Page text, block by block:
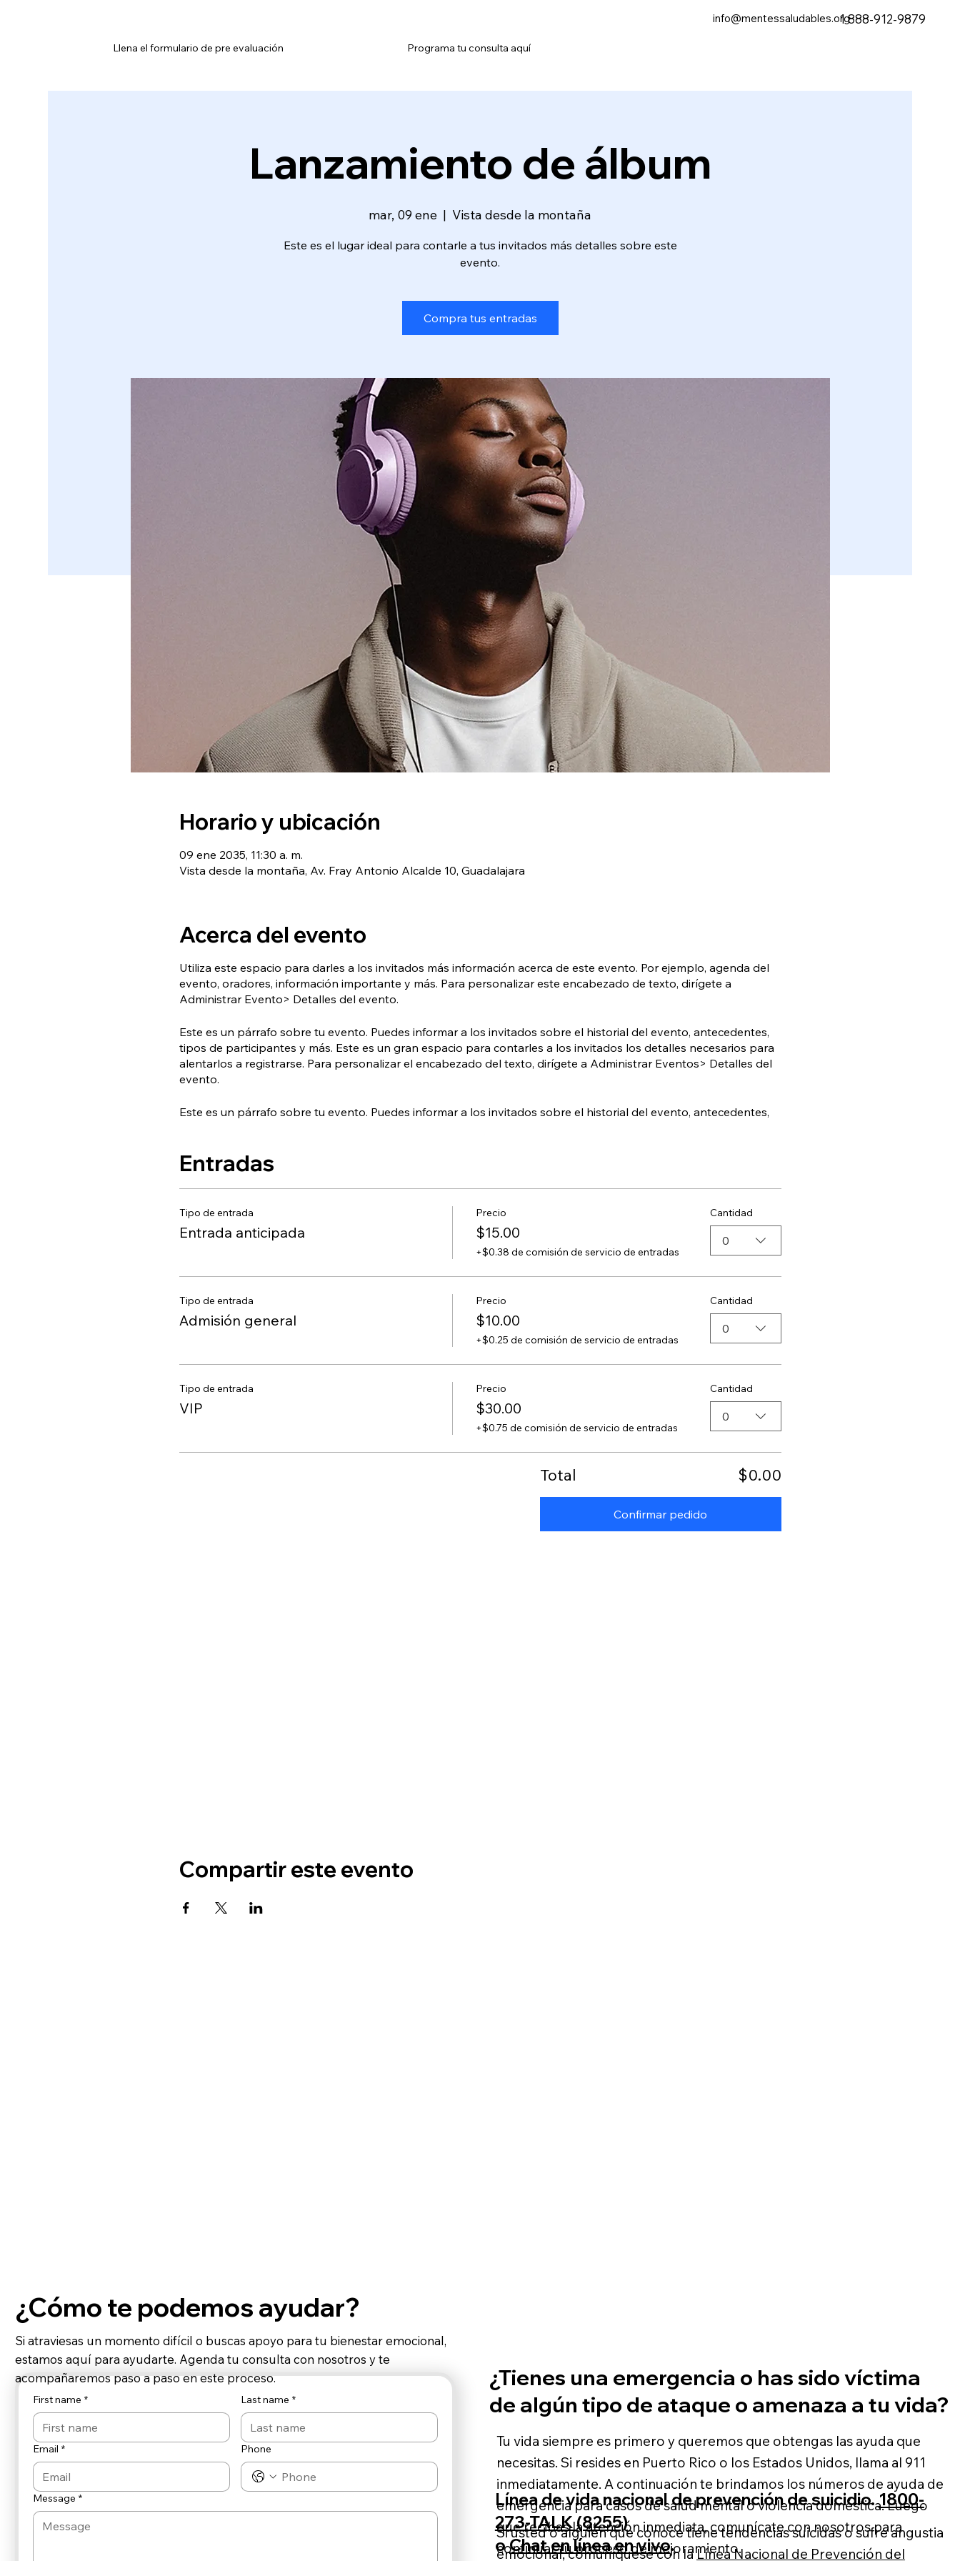
Events
Llena el formulario de pre evaluación Programa tu consulta aquí
info@mentessaludables.org1 888-912-9879
Lanzamiento de álbum
mar, 09 ene
  |
Vista desde la montaña
Este es el lugar ideal para contarle a tus invitados más detalles sobre este
evento.
Compra tus entradas
Horario y ubicación
09 ene 2035, 11:30 a. m.
Vista desde la montaña, Av. Fray Antonio Alcalde 10, Guadalajara
Acerca del evento
Utiliza este espacio para darles a los invitados más información acerca de este evento. Por ejemplo, agenda del
evento, oradores, información importante y más. Para personalizar este encabezado de texto, dirígete a
Administrar Evento> Detalles del evento.
Este es un párrafo sobre tu evento. Puedes informar a los invitados sobre el historial del evento, antecedentes,
tipos de participantes y más. Este es un gran espacio para contarles a los invitados los detalles necesarios para
alentarlos a registrarse. Para personalizar el encabezado del texto, dirígete a Administrar Eventos> Detalles del
evento.
Este es un párrafo sobre tu evento. Puedes informar a los invitados sobre el historial del evento, antecedentes,
evento.
Entradas
Tipo de entrada
Entrada anticipada
Precio
$15.00
+$0.38 de comisión de servicio de entradas
Cantidad
0
Tipo de entrada
Admisión general
Precio
$10.00
+$0.25 de comisión de servicio de entradas
Cantidad
0
Tipo de entrada
VIP
Precio
$30.00
+$0.75 de comisión de servicio de entradas
Cantidad
0
Total $0.00
Confirmar pedido
Compartir este evento
¿Cómo te podemos ayudar?
Si atraviesas un momento difícil o buscas apoyo para tu bienestar emocional,
estamos aquí para ayudarte. Agenda tu consulta con nosotros y te
acompañaremos paso a paso en este proceso.
First name * Last name *
Email * Phone
Message *
¿Tienes una emergencia o has sido víctima
de algún tipo de ataque o amenaza a tu vida?
Tu vida siempre es primero y queremos que obtengas las ayuda que
necesitas. Si resides en Puerto Rico o los Estados Unidos, llama al 911
inmediatamente. A continuación te brindamos los números de ayuda de
emergencia para casos de salud mental o violencia doméstica. Luego
que recibas la atención inmediata, comunícate con nosotros para
continuar tu proceso de mejoramiento.
Línea de vida nacional de prevención de suicidio.1800-
273-TALK (8255)
oChat en línea en vivo.
Si usted o alguien que conoce tiene tendencias suicidas o sufre angustia
emocional, comuníquese con laLínea Nacional de Prevención del